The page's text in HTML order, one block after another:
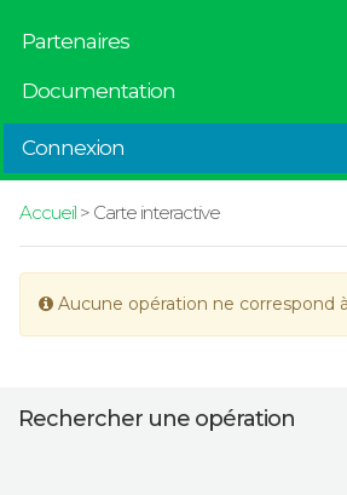
Partenaires
Documentation
Connexion
Accueil> Carte interactive
Aucune opération ne correspond
Rechercher une opération